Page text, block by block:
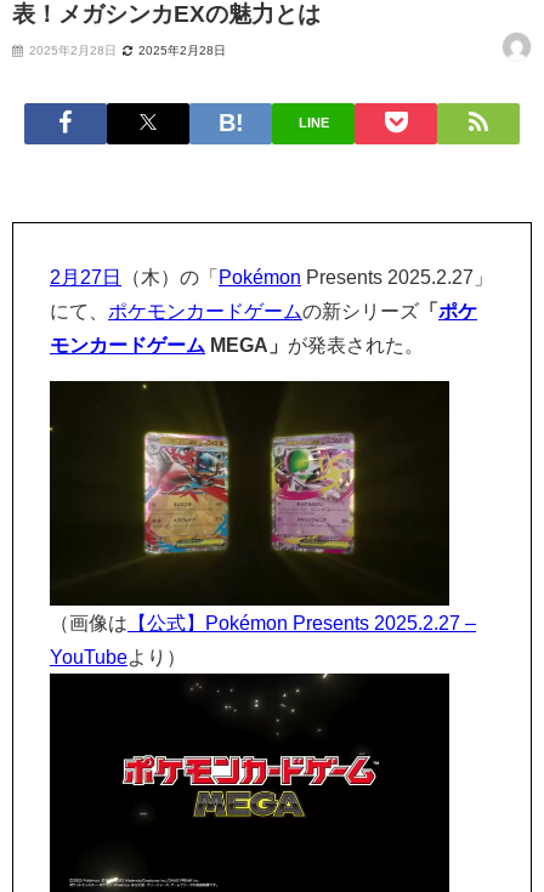
表！メガシンカEXの魅力とは
2025年2月28日 2025年2月28日
LINE
2月27日 （木）の「 Pokémon Presents 2025.2.27」
にて、 ポケモンカードゲームの新シリーズ 「 ポケ
モンカードゲーム MEGA」 が発表された。
（画像は 【公式】Pokémon Presents 2025.2.27 –
YouTube より）